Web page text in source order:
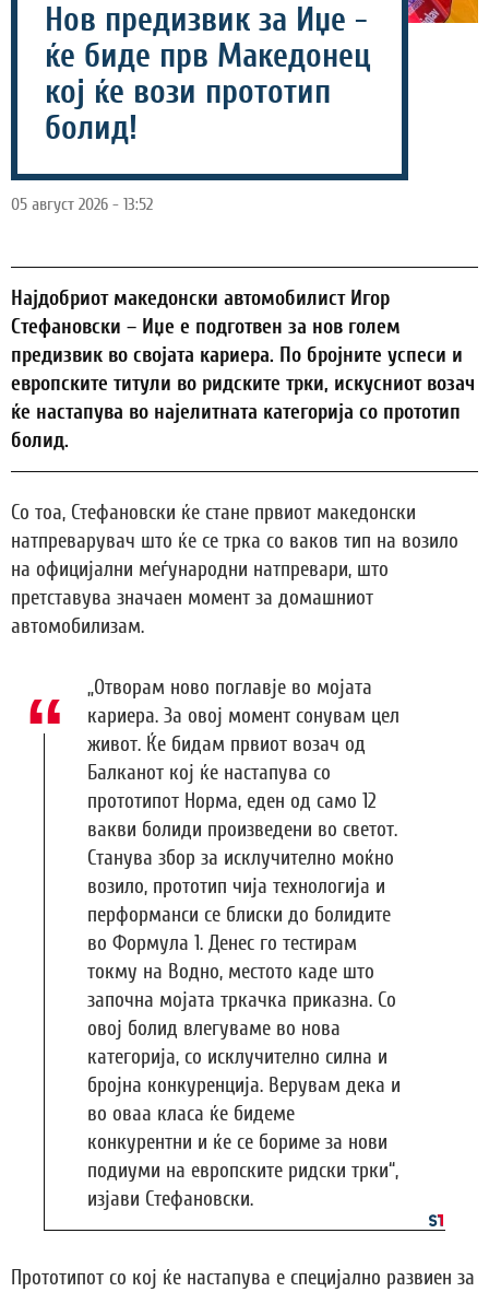
Нов предизвик за Иџе -
ќе биде прв Македонец
кој ќе вози прототип
болид!
05 август 2026 - 13:52
Најдобриот македонски автомобилист Игор
Стефановски – Иџе е подготвен за нов голем
предизвик во својата кариера. По бројните успеси и
европските титули во ридските трки, искусниот возач
ќе настапува во најелитната категорија со прототип
болид.
Со тоа, Стефановски ќе стане првиот македонски
натпреварувач што ќе се трка со ваков тип на возило
на официјални меѓународни натпревари, што
претставува значаен момент за домашниот
автомобилизам.
„Отворам ново поглавје во мојата
кариера. За овој момент сонувам цел
живот. Ќе бидам првиот возач од
Балканот кој ќе настапува со
прототипот Норма, еден од само 12
вакви болиди произведени во светот.
Станува збор за исклучително моќно
возило, прототип чија технологија и
перформанси се блиски до болидите
во Формула 1. Денес го тестирам
токму на Водно, местото каде што
започна мојата тркачка приказна. Со
овој болид влегуваме во нова
категорија, со исклучително силна и
бројна конкуренција. Верувам дека и
во оваа класа ќе бидеме
конкурентни и ќе се бориме за нови
подиуми на европските ридски трки“,
изјави Стефановски.
Прототипот со кој ќе настапува е специјално развиен за